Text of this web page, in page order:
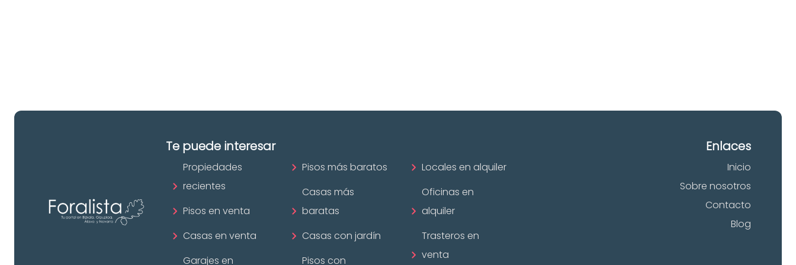
Te puede interesar
Propiedades
recientes
Pisos en venta
Casas en venta
Garajes en
Pisos más baratos
Casas más
baratas
Casas con jardín
Pisos con
Locales en alquiler
Oficinas en
alquiler
Trasteros en
venta
Enlaces
Inicio
Sobre nosotros
Contacto
Blog